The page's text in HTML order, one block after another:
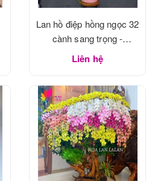
Lan hồ điệp hồng ngọc 32
cành sang trọng -
LHD1188
Liên hệ